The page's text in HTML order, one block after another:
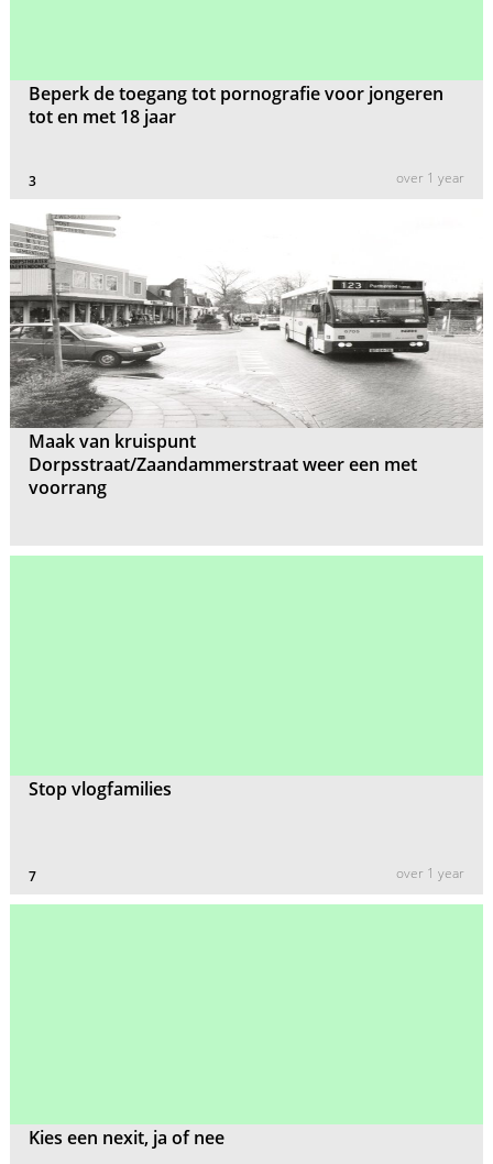
Beperk de toegang tot pornografie voor jongeren
tot en met 18 jaar
3 over 1 year
Maak van kruispunt
Dorpsstraat/Zaandammerstraat weer een met
voorrang
Stop vlogfamilies
7 over 1 year
Kies een nexit, ja of nee